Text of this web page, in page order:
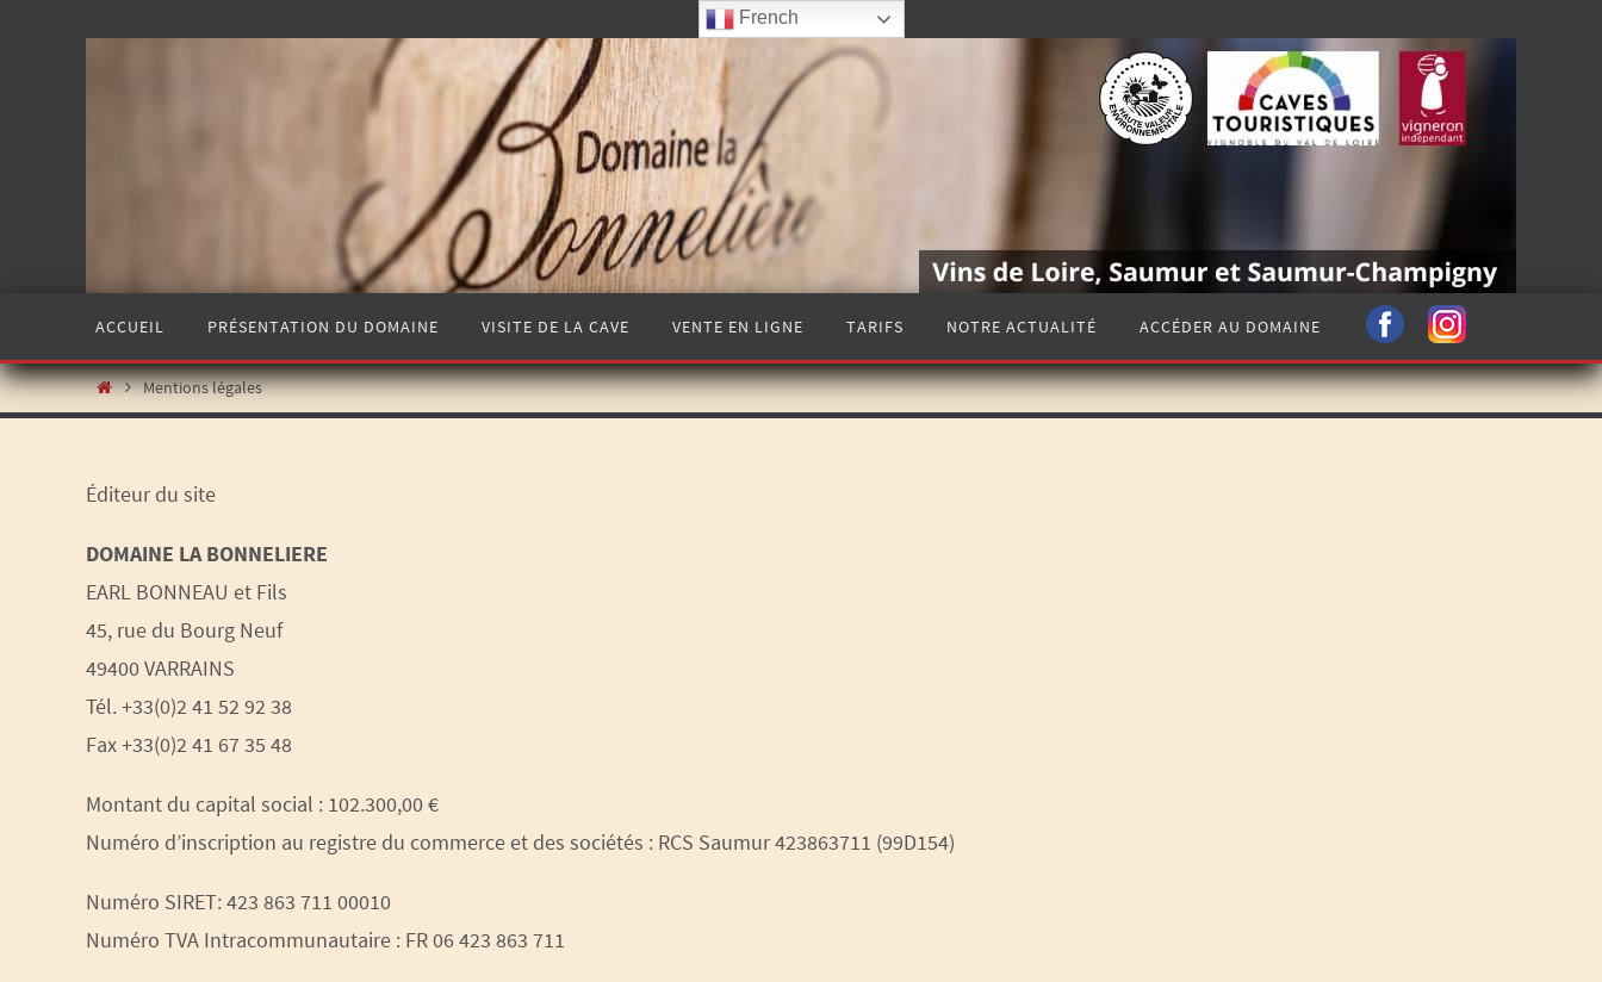
French
ACCUEIL PRÉSENTATION DU DOMAINE VISITE DE LA CAVE VENTE EN LIGNE TARIFS NOTRE ACTUALITÉ ACCÉDER AU DOMAINE
Mentions légales
Éditeur du site
DOMAINE LA BONNELIERE
EARL BONNEAU et Fils
45, rue du Bourg Neuf
49400 VARRAINS
Tél. +33(0)2 41 52 92 38
Fax +33(0)2 41 67 35 48
Montant du capital social : 102.300,00 €
Numéro d’inscription au registre du commerce et des sociétés : RCS Saumur 423863711 (99D154)
Numéro SIRET: 423 863 711 00010
Numéro TVA Intracommunautaire : FR 06 423 863 711